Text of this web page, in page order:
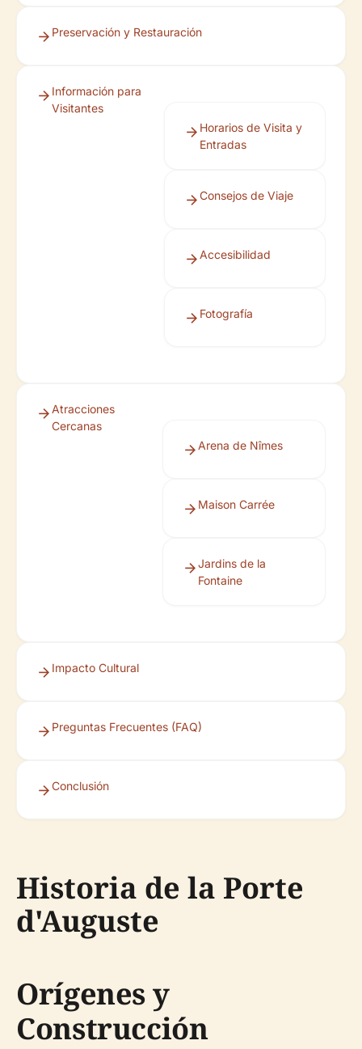
Preservación y Restauración
Información para
Visitantes
Horarios de Visita y
Entradas
Consejos de Viaje
Accesibilidad
Fotografía
Atracciones
Cercanas
Arena de Nîmes
Maison Carrée
Jardins de la
Fontaine
Impacto Cultural
Preguntas Frecuentes (FAQ)
Conclusión
Historia de la Porte
d'Auguste
Orígenes y
Construcción